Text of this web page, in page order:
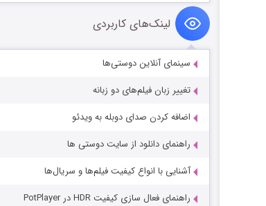
لینک‌های کاربردی
سینمای آنلاین دوستی‌ها
تغییر زبان فیلم‌های دو زبانه
اضافه کردن صدای دوبله به ویدئو
راهنمای دانلود از سایت دوستی ها
آشنایی با انواع کیفیت فیلم‌ها و سریال‌ها
راهنمای فعال سازی کیفیت HDR در PotPlayer